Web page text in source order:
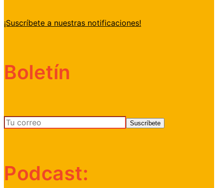
¡Suscríbete a nuestras notificaciones!
Boletín
Podcast: